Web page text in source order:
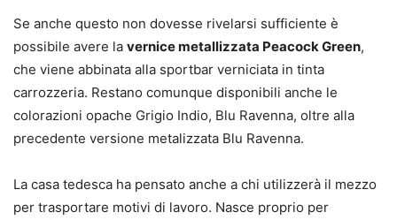
Se anche questo non dovesse rivelarsi sufficiente è
possibile avere la vernice metallizzata Peacock Green,
che viene abbinata alla sportbar verniciata in tinta
carrozzeria. Restano comunque disponibili anche le
colorazioni opache Grigio Indio, Blu Ravenna, oltre alla
precedente versione metalizzata Blu Ravenna.
La casa tedesca ha pensato anche a chi utilizzerà il mezzo
per trasportare motivi di lavoro. Nasce proprio per